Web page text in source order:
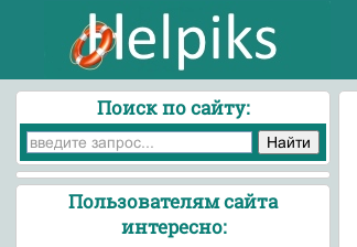
Поиск по сайту:
Пользователям сайта
интересно: